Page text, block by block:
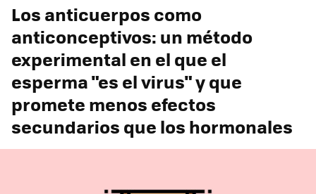
Los anticuerpos como
anticonceptivos: un método
experimental en el que el
esperma "es el virus" y que
promete menos efectos
secundarios que los hormonales